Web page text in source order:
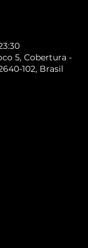
5, Cobertura -
102, Brasil